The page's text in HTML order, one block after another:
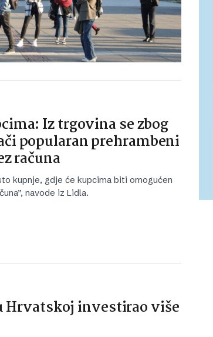
Iz trgovina se zbog
popularan prehrambeni
računa
kupnje, gdje će kupcima biti omogućen
navode iz Lidla.
Hrvatskoj investirao više